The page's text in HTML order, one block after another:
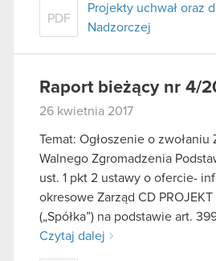
PDF
Projekty uchwał oraz
Nadzorczej
Raport bieżący nr 4/
26 kwietnia 2017
Temat: Ogłoszenie o zwołaniu
Walnego Zgromadzenia
ust. 1 pkt 2 ustawy o ofercie-
okresowe Zarząd CD
(„Spółka”) na podstawie art.
Czytaj dalej